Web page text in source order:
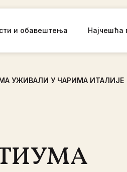
и обавештења Најчешћа
УЖИВАЛИ У ЧАРИМА ИТАЛИЈЕ